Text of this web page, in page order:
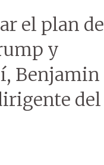
el plan de
y
Benjamin
del